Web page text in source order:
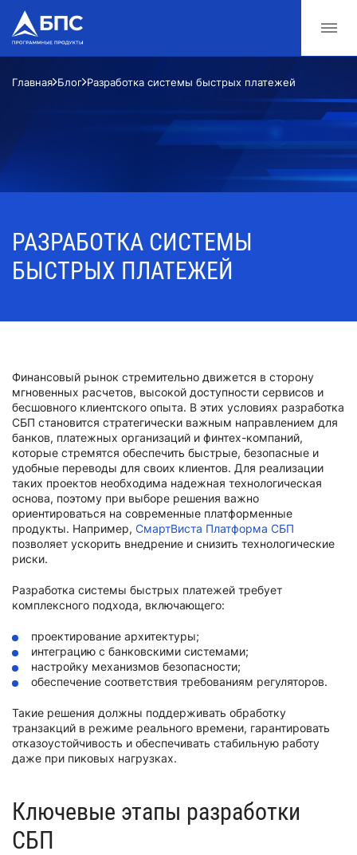
Главная Блог Разработка системы быстрых платежей
РАЗРАБОТКА СИСТЕМЫ
БЫСТРЫХ ПЛАТЕЖЕЙ
Финансовый рынок стремительно движется в сторону
мгновенных расчетов, высокой доступности сервисов и
бесшовного клиентского опыта. В этих условиях разработка
СБП становится стратегически важным направлением для
банков, платежных организаций и финтех-компаний,
которые стремятся обеспечить быстрые, безопасные и
удобные переводы для своих клиентов. Для реализации
таких проектов необходима надежная технологическая
основа, поэтому при выборе решения важно
ориентироваться на современные платформенные
продукты. Например, СмартВиста Платформа СБП
позволяет ускорить внедрение и снизить технологические
риски.
Разработка системы быстрых платежей требует
комплексного подхода, включающего:
проектирование архитектуры;
интеграцию с банковскими системами;
настройку механизмов безопасности;
обеспечение соответствия требованиям регуляторов.
Такие решения должны поддерживать обработку
транзакций в режиме реального времени, гарантировать
отказоустойчивость и обеспечивать стабильную работу
даже при пиковых нагрузках.
Ключевые этапы разработки
СБП